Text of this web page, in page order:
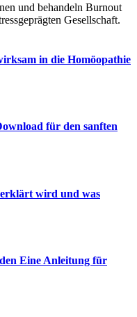
und behandeln Burnout
Gesellschaft.
in die Homöopathie
für den sanften
wird und was
Eine Anleitung für